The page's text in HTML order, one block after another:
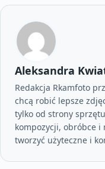
Aleksandra
Redakcja Rkamfoto
chcą robić lepsze
tylko od strony
kompozycji, obróbce
tworzyć użyteczne i